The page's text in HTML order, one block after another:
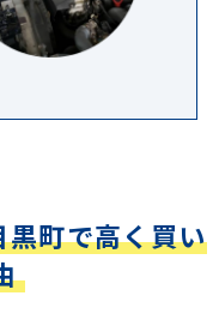
町で高く買い